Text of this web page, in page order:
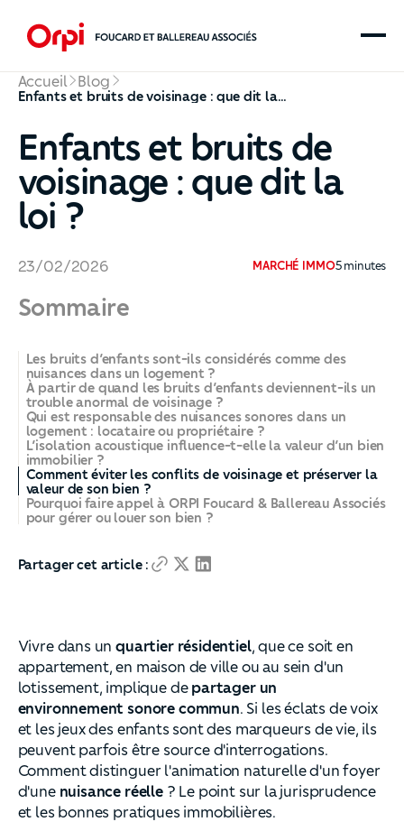
Accueil Blog
Enfants et bruits de voisinage : que dit la loi ?
Enfants et bruits de
voisinage : que dit la
loi ?
23/02/2026 MARCHÉ IMMO5minutes
Sommaire
Les bruits d’enfants sont-ils considérés comme des
nuisances dans un logement ?
À partir de quand les bruits d’enfants deviennent-ils un
trouble anormal de voisinage ?
Qui est responsable des nuisances sonores dans un
logement : locataire ou propriétaire ?
L’isolation acoustique influence-t-elle la valeur d’un bien
immobilier ?
Comment éviter les conflits de voisinage et préserver la
valeur de son bien ?
Pourquoi faire appel à ORPI Foucard & Ballereau Associés
pour gérer ou louer son bien ?
Partager cet article :
Vivre dans unquartier résidentiel, que ce soit en
appartement, en maison de ville ou au sein d'un
lotissement, implique departager un
environnement sonore commun. Si les éclats de voix
et les jeux des enfants sont des marqueurs de vie, ils
peuvent parfois être source d'interrogations.
Comment distinguer l'animation naturelle d'un foyer
d'une nuisance réelle? Le point sur la jurisprudence
et les bonnes pratiques immobilières.